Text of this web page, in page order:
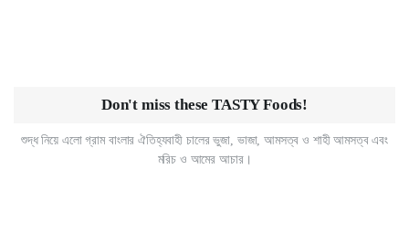
Don't miss these TASTY Foods!
শুদ্ধ নিয়ে এলো গ্রাম বাংলার ঐতিহ্যবাহী চালের ভুজা, ভাজা, আমসত্ব ও শাহী আমসত্ব এবং
মরিচ ও আমের আচার।